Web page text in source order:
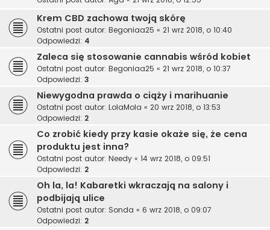
Krem CBD zachowa twoją skórę
Ostatni post autor: Begoniaa25 « 21 wrz 2018, o 10:40
Odpowiedzi: 4
Zaleca się stosowanie cannabis wśród kobiet
Ostatni post autor: Begoniaa25 « 21 wrz 2018, o 10:37
Odpowiedzi: 3
Niewygodna prawda o ciąży i marihuanie
Ostatni post autor: LolaMola « 20 wrz 2018, o 13:53
Odpowiedzi: 2
Co zrobić kiedy przy kasie okaże się, że cena
produktu jest inna?
Ostatni post autor: Needy « 14 wrz 2018, o 09:51
Odpowiedzi: 2
Oh la, la! Kabaretki wkraczają na salony i
podbijają ulice
Ostatni post autor: Sonda « 6 wrz 2018, o 09:07
Odpowiedzi: 2